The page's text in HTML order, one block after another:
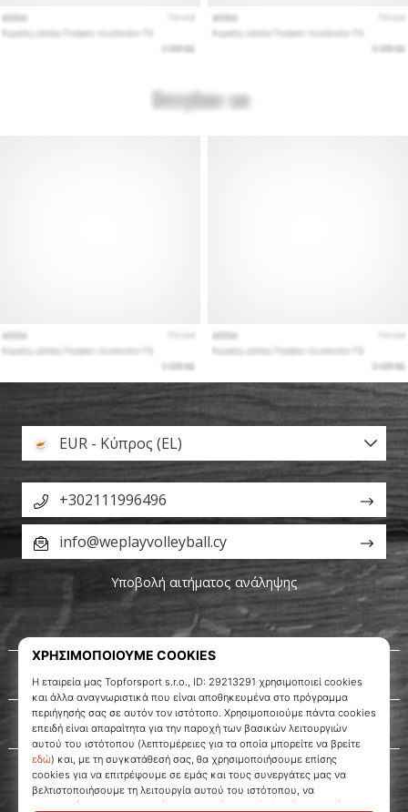
Σχετικά μ' εμάς
Εξυπηρέτηση πελατών
EUR - Κύπρος (EL)
+302111996496
info@weplayvolleyball.cy
Υποβολή αιτήματος ανάληψης